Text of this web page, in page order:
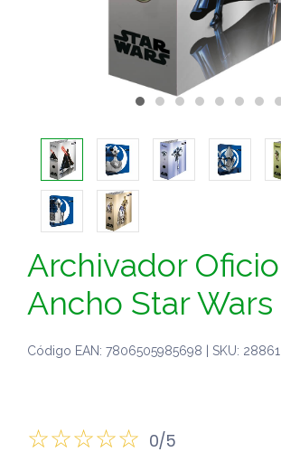
Archivador Oficio
Ancho Star Wars
Código EAN: 7806505985698 | SKU: 28861
0/5